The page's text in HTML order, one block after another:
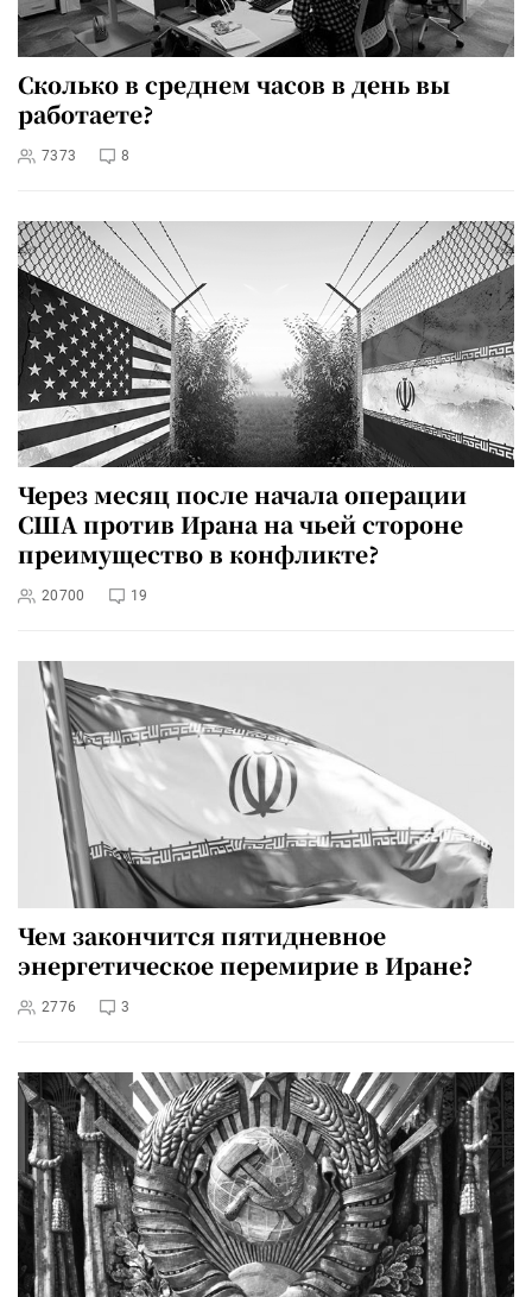
Сколько в среднем часов в день вы
работаете?
7373 8
Через месяц после начала операции
США против Ирана на чьей стороне
преимущество в конфликте?
20700 19
Чем закончится пятидневное
энергетическое перемирие в Иране?
2776 3